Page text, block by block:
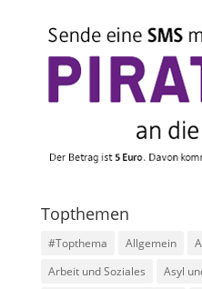
Topthemen
#Topthema Allgemein
Arbeit und Soziales
Asyl